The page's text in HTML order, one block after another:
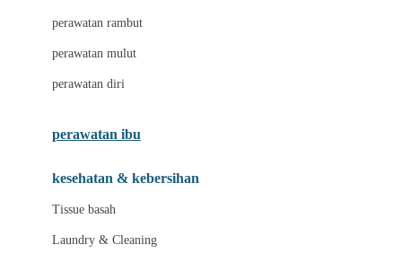
Love To Dream
M
Magformers
Mamaway
Maxi Cosi
Megabloks
perawatan rambut
perawatan mulut
perawatan diri
perawatan ibu
kesehatan & kebersihan
Tissue basah
Laundry & Cleaning